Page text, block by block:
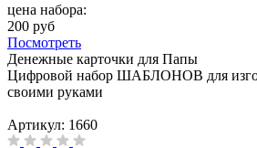
цена набора:
200 руб
Посмотреть
Денежные карточки для Папы
Цифровой набор ШАБЛОНОВ для
своими руками
Артикул: 1660